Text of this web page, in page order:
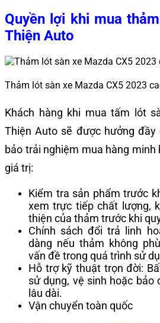
Quyền lợi khi mua
Thiện Auto
Thảm lót sàn xe Mazda CX5 2023
Khách hàng khi mua tấm lót
Thiện Auto sẽ được hưởng
bảo trải nghiệm mua hàng minh
giá trị:
Kiểm tra sản phẩm trước
xem trực tiếp chất lượng,
thiện của thảm trước khi
Chính sách đổi trả linh
dàng nếu thảm không
vấn đề trong quá trình sử
Hỗ trợ kỹ thuật trọn đời:
sử dụng, vệ sinh hoặc bảo
lâu dài.
Vận chuyển toàn quốc